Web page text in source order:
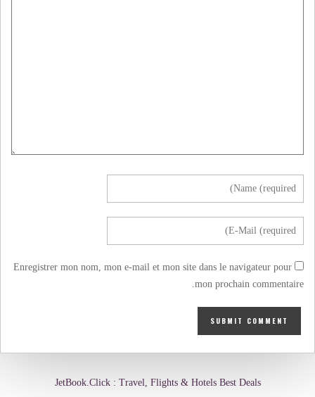
Enregistrer mon nom, mon e-mail et mon site dans le navigateur pour
mon prochain commentaire.
JetBook.Click : Travel, Flights & Hotels Best Deals